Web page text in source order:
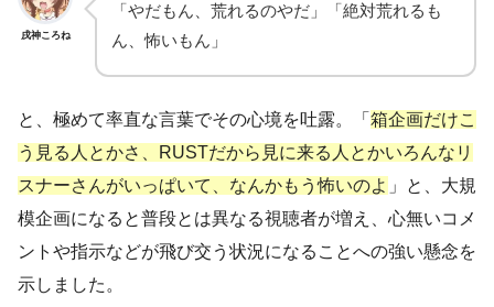
戌神ころね
「やだもん、荒れるのやだ」「絶対荒れるも
ん、怖いもん」
と、極めて率直な言葉でその心境を吐露。「 箱企画だけこ
う見る人とかさ、RUSTだから見に来る人とかいろんなリ
スナーさんがいっぱいて、なんかもう怖いのよ 」と、大規
模企画になると普段とは異なる視聴者が増え、心無いコメ
ントや指示などが飛び交う状況になることへの強い懸念を
示しました。